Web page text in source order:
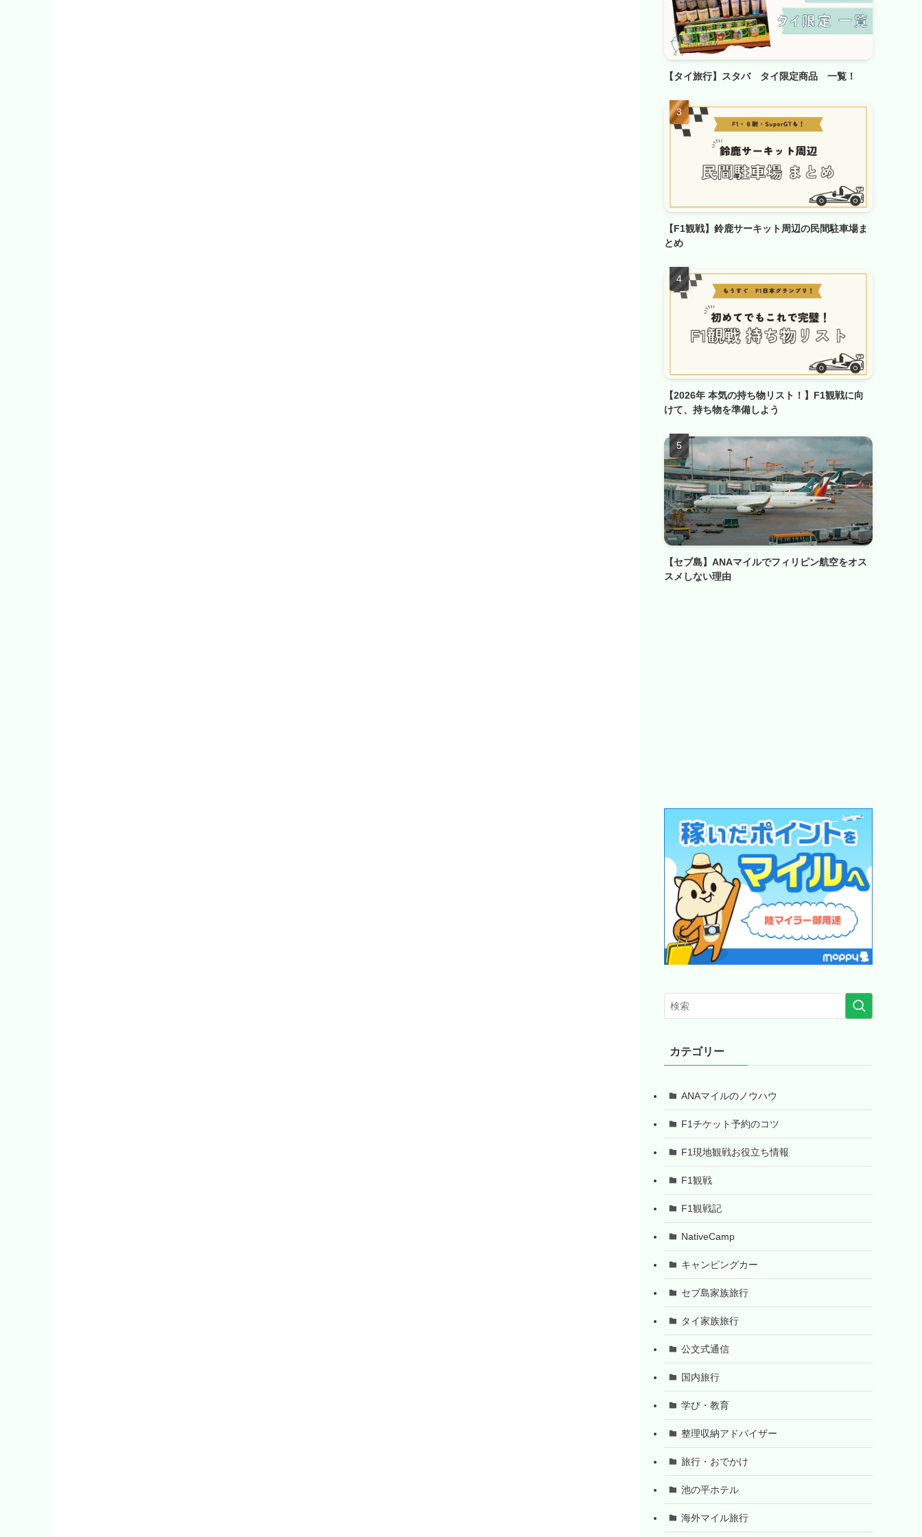
【タイ旅行】スタバ タイ限定商品 一覧！
【F1観戦】鈴鹿サーキット周辺の民間駐車場ま
とめ
【2026年 本気の持ち物リスト！】F1観戦に向
けて、持ち物を準備しよう
【セブ島】ANAマイルでフィリピン航空をオス
スメしない理由
カテゴリー
ANAマイルのノウハウ
F1チケット予約のコツ
F1現地観戦お役立ち情報
F1観戦
F1観戦記
NativeCamp
キャンピングカー
セブ島家族旅行
タイ家族旅行
公文式通信
国内旅行
学び・教育
整理収納アドバイザー
旅行・おでかけ
池の平ホテル
海外マイル旅行